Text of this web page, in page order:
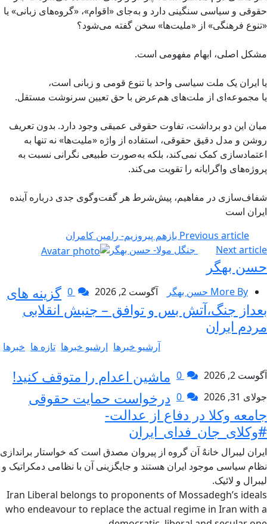
حقوقی و سیاسی سنگینی دارد و به‌جای «اقوام»، «گروه‌های زبانی» یا
«تنوع فرهنگی» از «ملیت‌ها» سخن گفته می‌شود؟
مشکل اصلی، ابهام مفهومی است.
یا ایران یک ملت سیاسی واحد با تنوع قومی و زبانی است،
یا مجموعه‌ای از ملت‌های هم‌عرض با حق تعیین سرنوشت مستقل.
میان این دو برداشت، تفاوت حقوقی عمیقی وجود دارد. بدون تعریف
روشن و مدل دقیق حقوقی، استفاده از واژه «ملیت‌ها» نه تنها به
اعتمادسازی کمک نمی‌کند، بلکه به‌صورت طبیعی نگرانی نسبت به
پروژه‌های واگرایانه را تقویت می‌کند.
شفاف‌سازی در مفاهیم، پیش‌شرط هر گفت‌وگوی جدی درباره آینده
ایران است
Previous article بازهم پیروزیم- رامین کامران
Next article
جنگل مولا- حسن بهگر
حسن بهگر
More By حسن بهگر آگوست 2, 2026
گزینه های
بعداز جنگ،آتش بس و توافق – جنبش انقلابی
مردم ایران
آرشیو خبرها ارشیو خبرها تازه ها خبرها
آگوست 2, 2026 ماشین اعدام را متوقف کنید!
جولای 31, 2026
درخواست حمایت حقوقی
جامعه وکلا در دفاع از عدالت-
#وکلای_جان_فدای_ایران
ایران لیبرال خانهٌ آن گروه از پیروان مصدق است که خواستار براندازی
نظام سیاسی موجود ایران هستند و جایگزینی آن با نظامی دمکراتیک و
لیبرال و لائیک.
Iran Liberal belongs to proponents of Mossadegh’s ideals
who endeavour to replace the actual regime in Iran with a